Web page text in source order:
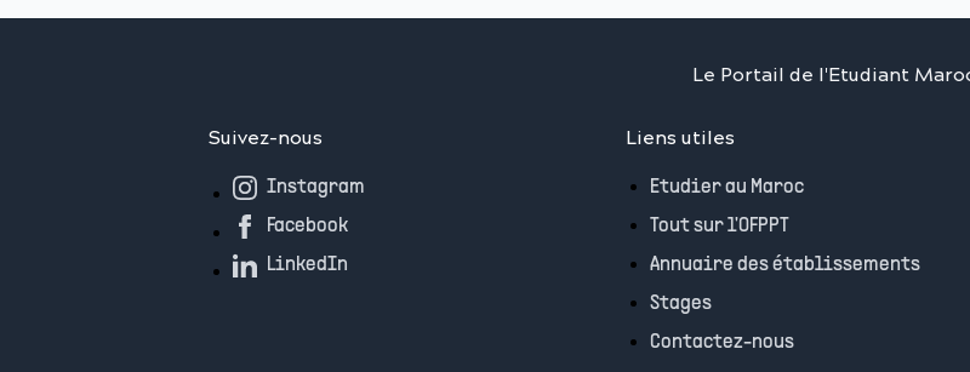
Le Portail de l'Etudiant
Suivez-nous
Instagram
Facebook
LinkedIn
Liens utiles
Etudier au Maroc
Tout sur l'OFPPT
Annuaire des établissements
Stages
Contactez-nous